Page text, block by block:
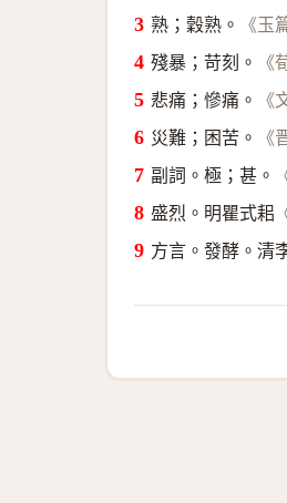
熟；穀熟。 《玉
殘暴；苛刻。 《
悲痛；慘痛。 《
災難；困苦。 《
副詞。極；甚。
盛烈。明瞿式耜
方言。發酵。清